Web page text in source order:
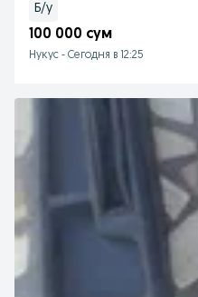
Б/у
100 000 сум
Нукус - Сегодня в 12:25